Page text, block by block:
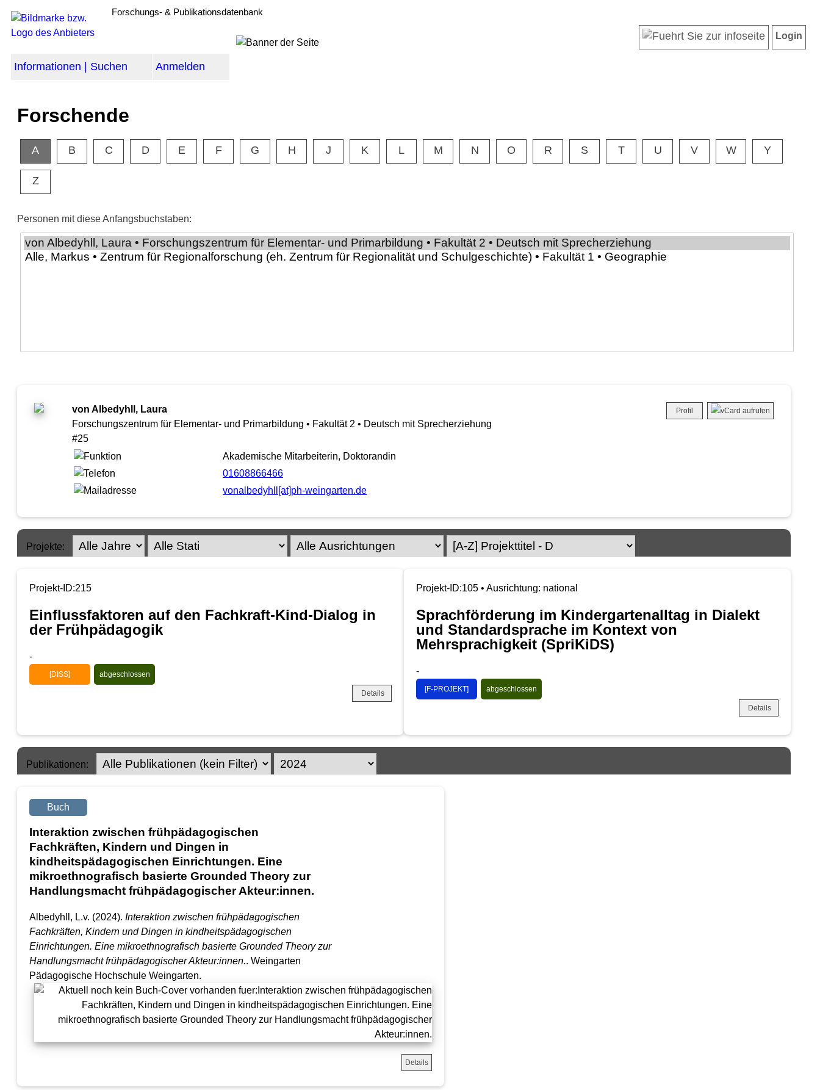
Forschungs- & Publikationsdatenbank
Informationen | Suchen Anmelden
Login
Forschende
A B C D E F G H J K L M N O R S T U V W Y
Z
Personen mit diese Anfangsbuchstaben:
von Albedyhll, Laura
Forschungszentrum für Elementar- und Primarbildung • Fakultät 2 • Deutsch mit Sprecherziehung
#25
Akademische Mitarbeiterin, Doktorandin
01608866466
vonalbedyhll[at]ph-weingarten.de
Profil
Projekte:
Projekt-ID:215
Einflussfaktoren auf den Fachkraft-Kind-Dialog in
der Frühpädagogik
-
[DISS] abgeschlossen
Details
Projekt-ID:105 • Ausrichtung: national
Sprachförderung im Kindergartenalltag in Dialekt
und Standardsprache im Kontext von
Mehrsprachigkeit (SpriKiDS)
-
[F-PROJEKT] abgeschlossen
Details
Publikationen:
Buch
Interaktion zwischen frühpädagogischen
Fachkräften, Kindern und Dingen in
kindheitspädagogischen Einrichtungen. Eine
mikroethnografisch basierte Grounded Theory zur
Handlungsmacht frühpädagogischer Akteur:innen.
Albedyhll, L.v. (2024). Interaktion zwischen frühpädagogischen
Fachkräften, Kindern und Dingen in kindheitspädagogischen
Einrichtungen. Eine mikroethnografisch basierte Grounded Theory zur
Handlungsmacht frühpädagogischer Akteur:innen.. Weingarten
Pädagogische Hochschule Weingarten.
Details